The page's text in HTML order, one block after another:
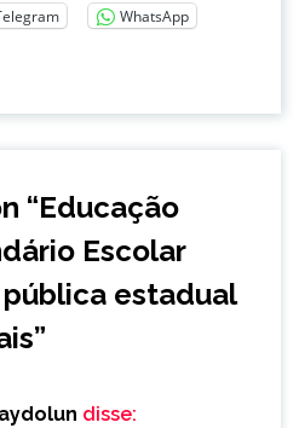
WhatsApp
“Educação
Escolar
estadual
”
disse: